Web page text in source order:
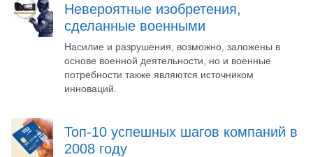
Невероятные изобретения,
сделанные военными
Насилие и разрушения, возможно, заложены в
основе военной деятельности, но и военные
потребности также являются источником
инноваций.
Топ-10 успешных шагов компаний в
2008 году